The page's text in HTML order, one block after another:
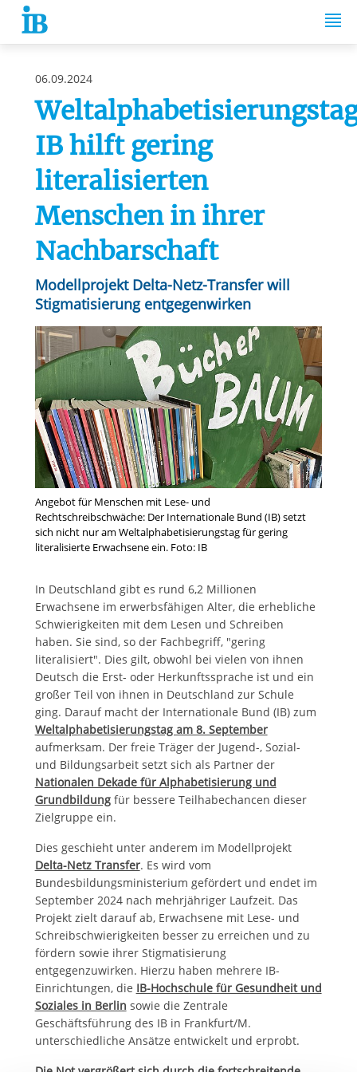
Springe zum Inhalt
06.09.2024
IB hilft gering
literalisierten
Menschen in ihrer
Nachbarschaft
Modellprojekt Delta-Netz-Transfer will
Stigmatisierung entgegenwirken
Angebot für Menschen mit Lese- und
Rechtschreibschwäche: Der Internationale Bund (IB) setzt
sich nicht nur am Weltalphabetisierungstag für gering
literalisierte Erwachsene ein. Foto: IB
In Deutschland gibt es rund 6,2 Millionen
Erwachsene im erwerbsfähigen Alter, die erhebliche
Schwierigkeiten mit dem Lesen und Schreiben
haben. Sie sind, so der Fachbegriff, "gering
literalisiert". Dies gilt, obwohl bei vielen von ihnen
Deutsch die Erst- oder Herkunftssprache ist und ein
großer Teil von ihnen in Deutschland zur Schule
ging. Darauf macht der Internationale Bund (IB) zum
Weltalphabetisierungstag am 8. September
aufmerksam. Der freie Träger der Jugend-, Sozial-
und Bildungsarbeit setzt sich als Partner der
Nationalen Dekade für Alphabetisierung und
Grundbildungfür bessere Teilhabechancen dieser
Zielgruppe ein.
Dies geschieht unter anderem im Modellprojekt
Delta-Netz Transfer. Es wird vom
Bundesbildungsministerium gefördert und endet im
September 2024 nach mehrjähriger Laufzeit. Das
Projekt zielt darauf ab, Erwachsene mit Lese- und
Schreibschwierigkeiten besser zu erreichen und zu
fördern sowie ihrer Stigmatisierung
entgegenzuwirken. Hierzu haben mehrere IB-
Einrichtungen, die IB-Hochschule für Gesundheit und
Soziales in Berlin sowie die Zentrale
Geschäftsführung des IB in Frankfurt/M.
unterschiedliche Ansätze entwickelt und erprobt.